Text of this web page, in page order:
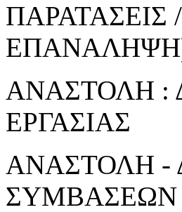
ΠΑΡΑΤΑΣΕΙΣ
ΑΝΑΣΤΟΛΗ :
ΕΡΓΑΣΙΑΣ
ΑΝΑΣΤΟΛΗ -
ΣΥΜΒΑΣΕΩΝ